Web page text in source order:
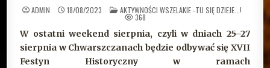
ADMIN 18/08/2023 OPUBLIKOWANE
W
AKTYWNOŚCI WSZELAKIE -TU SIĘ DZIEJE...!
368
W ostatni weekend sierpnia, czyli w dniach 25–27
sierpnia w Chwarszczanach będzie odbywać się XVII
Festyn Historyczny w ramach